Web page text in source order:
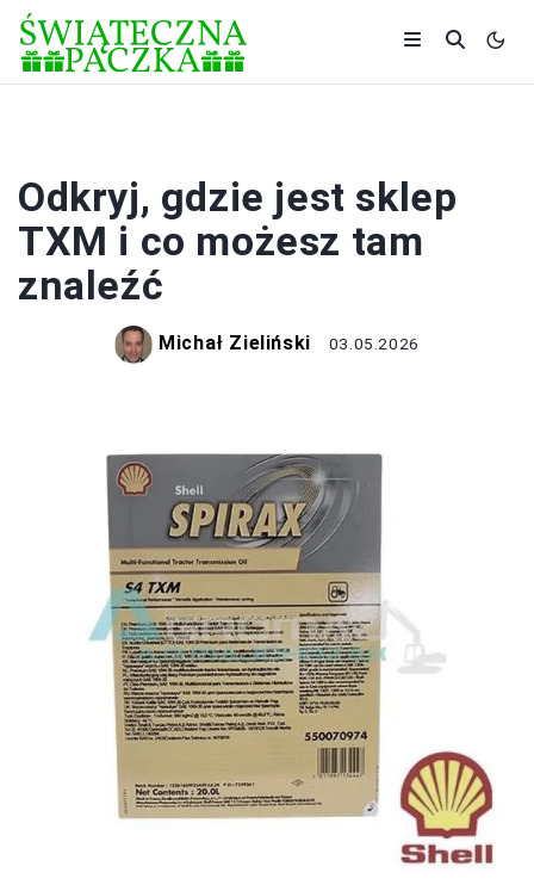
Odkryj, gdzie jest sklep
TXM i co możesz tam
znaleźć
Michał Zieliński 03.05.2026